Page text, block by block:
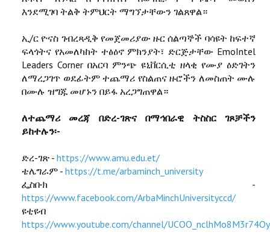
እንደሚገባ ትልቅ ትምህርት ማግኘታቸውን ገልጸዋል።
ኢ/ር ዮናስ ገብረጻዲቅ የመጀመሪያው ዙር ሰልጣኞች ባሳዩት ከፍተኛ
ፍላጎትና የአመለካከት ተፅዕኖ ምክንያት፣ ድርጅታቸው EmoIntel
Leaders Corner በአርባ ምንጭ ዩኒቨርሲቲ ዘላቂ የሙያ ዕድገትን
ለማረጋገጥ ወደፊትም ተጨማሪ የስልጠና ዙሮችን ለመስጠት ሙሉ
በሙሉ ዝግጁ መሆኑን በይፋ አረጋግጠዋል።
ለተጨማሪ መረጃ በድረ-ገጽና በማኅበራዊ ትስስር ገጾቻችን
ይከተሉን፡-
ድረ-ገጽ - https://www.amu.edu.et/
ቴሌግራም - https://t.me/arbaminch_university
ፌስቡክ -
https://www.facebook.com/ArbaMinchUniversityccd/
ዩቲዩብ
https://www.youtube.com/channel/